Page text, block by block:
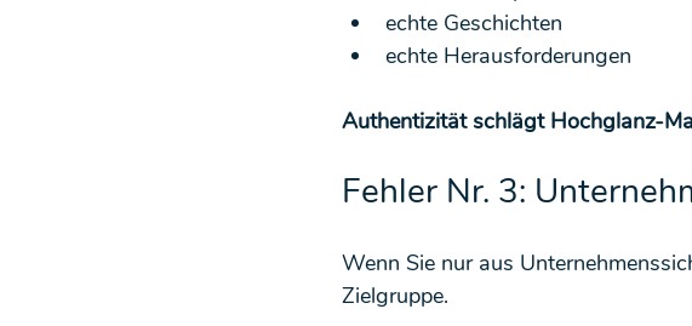
echte Geschichten
echte Herausforderungen
Authentizität schlägt Hochglanz-
Fehler Nr. 3:
Wenn Sie nur aus
Zielgruppe.